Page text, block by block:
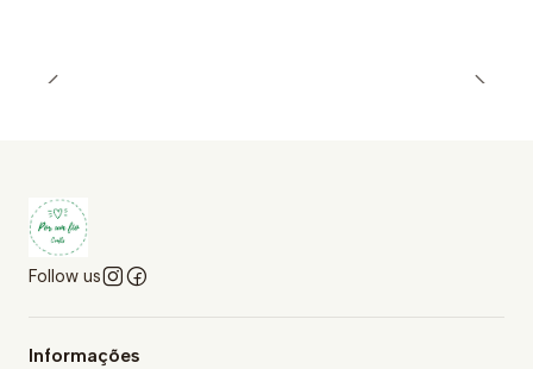
Follow us
Informações